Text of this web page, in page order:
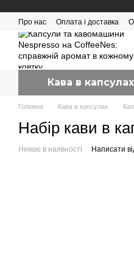
Про нас Оплата і доставка
Кава в капсулах
Головна Кава в капсулах
Набір кави в
Немає в наявності Написати